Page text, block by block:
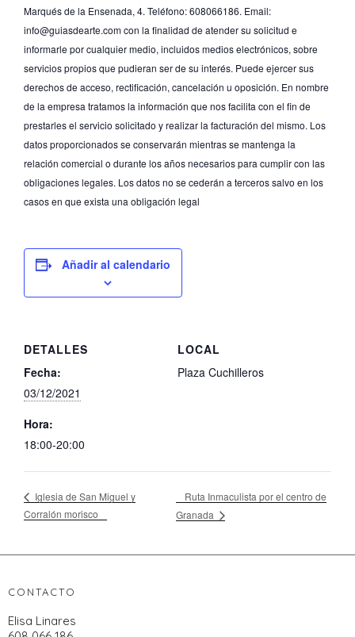
Marqués de la Ensenada, 4. Teléfono: 608066186. Email:
info@guiasdearte.com con la finalidad de atender su solicitud e
informarle por cualquier medio, incluidos medios electrónicos, sobre
servicios propios que pudieran ser de su interés. Puede ejercer sus
derechos de acceso, rectificación, cancelación u oposición. En nombre
de la empresa tratamos la información que nos facilita con el fin de
prestarles el servicio solicitado y realizar la facturación del mismo. Los
datos proporcionados se conservarán mientras se mantenga la
relación comercial o durante los años necesarios para cumplir con las
obligaciones legales. Los datos no se cederán a terceros salvo en los
casos en que exista una obligación legal
Añadir al calendario
DETALLES
Fecha:
03/12/2021
Hora:
18:00-20:00
LOCAL
Plaza Cuchilleros
Iglesia de San Miguel y
Corralón morisco
Ruta Inmaculista por el centro de
Granada
CONTACTO
Elisa Linares